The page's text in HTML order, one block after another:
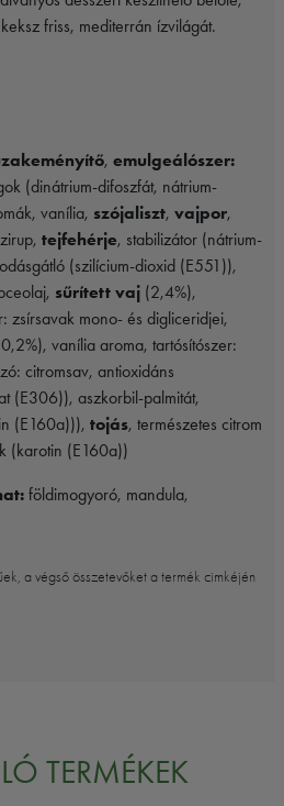
friss, mediterrán ízvilágát.
, emulgeálószer:
(dinátrium-difoszfát, nátrium-
vanília, szójaliszt, vajpor,
tejfehérje, stabilizátor (nátrium-
(szilícium-dioxid (E551)),
sűrített vaj (2,4%),
zsírsavak mono- és digliceridjei,
vanília aroma, tartósítószer:
citromsav, antioxidáns
(E306)), aszkorbil-palmitát,
(E160a))), tojás, természetes citrom
(karotin (E160a))
földimogyoró, mandula,
a végső összetevőket a termék cimkéjén
TERMÉKEK